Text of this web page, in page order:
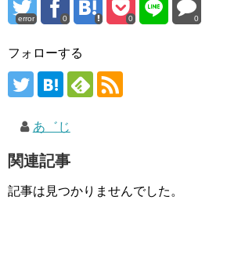
error 0 0 0
フォローする
あ゛じ
関連記事
記事は見つかりませんでした。